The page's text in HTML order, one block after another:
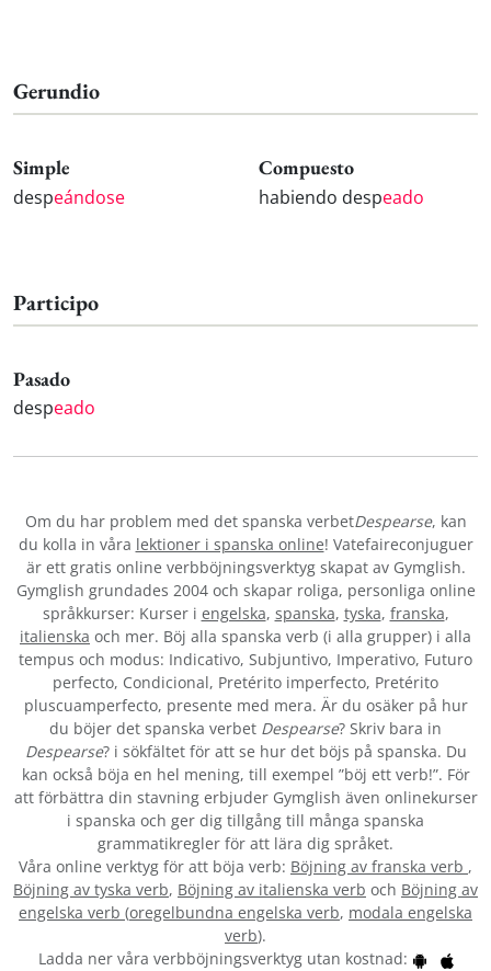
Gerundio
Simple
despeándose
Compuesto
habiendo despeado
Participo
Pasado
despeado
Om du har problem med det spanska verbetDespearse, kan
du kolla in våra lektioner i spanska online! Vatefaireconjuguer
är ett gratis online verbböjningsverktyg skapat av Gymglish.
Gymglish grundades 2004 och skapar roliga, personliga online
språkkurser: Kurser i engelska, spanska, tyska, franska,
italienska och mer. Böj alla spanska verb (i alla grupper) i alla
tempus och modus: Indicativo, Subjuntivo, Imperativo, Futuro
perfecto, Condicional, Pretérito imperfecto, Pretérito
pluscuamperfecto, presente med mera. Är du osäker på hur
du böjer det spanska verbet Despearse? Skriv bara in
Despearse? i sökfältet för att se hur det böjs på spanska. Du
kan också böja en hel mening, till exempel ”böj ett verb!”. För
att förbättra din stavning erbjuder Gymglish även onlinekurser
i spanska och ger dig tillgång till många spanska
grammatikregler för att lära dig språket.
Våra online verktyg för att böja verb: Böjning av franska verb ,
Böjning av tyska verb, Böjning av italienska verb och Böjning av
engelska verb (oregelbundna engelska verb, modala engelska
verb).
Ladda ner våra verbböjningsverktyg utan kostnad: